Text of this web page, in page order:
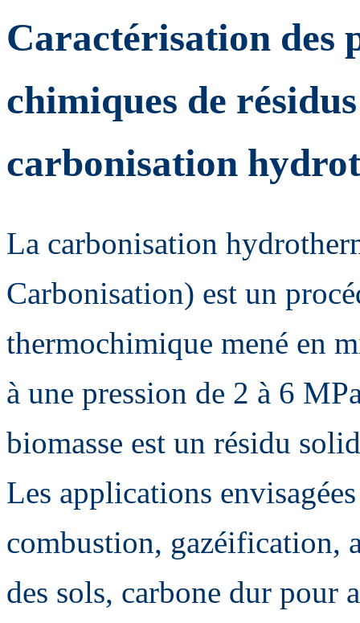
Caractérisation des
chimiques de
carbonisation
La carbonisation
Carbonisation) est un
thermochimique mené en
à une pression de 2 à 6
biomasse est un résidu
Les applications
combustion, gazéification,
des sols, carbone dur